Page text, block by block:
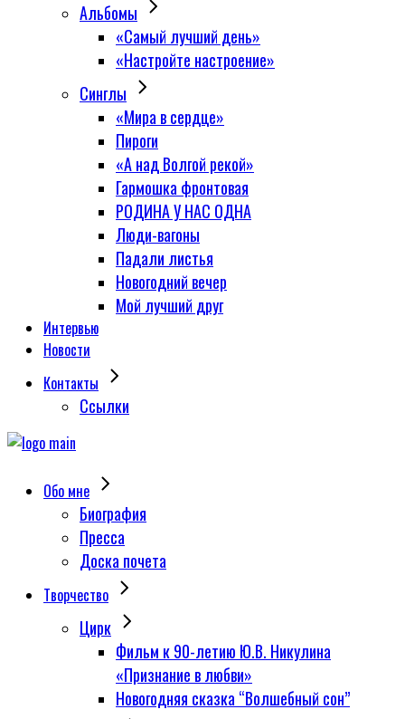
Альбомы
«Самый лучший день»
«Настройте настроение»
Синглы
«Мира в сердце»
Пироги
«А над Волгой рекой»
Гармошка фронтовая
РОДИНА У НАС ОДНА
Люди-вагоны
Падали листья
Новогодний вечер
Мой лучший друг
Интервью
Новости
Контакты
Сcылки
Обо мне
Биография
Пресса
Доска почета
Творчество
Цирк
Фильм к 90-летию Ю.В. Никулина
«Признание в любви»
Новогодняя сказка “Волшебный сон”